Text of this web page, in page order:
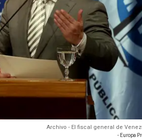
Archivo - El fiscal general de
- Europa